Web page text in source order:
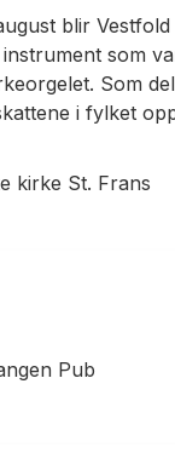
blir
som
Som
i fylket
kirke St. Frans
Pub